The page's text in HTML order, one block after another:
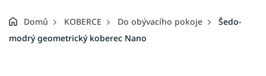
Domů KOBERCE Do obývacího pokoje
Šedo-
modrý geometrický koberec Nano